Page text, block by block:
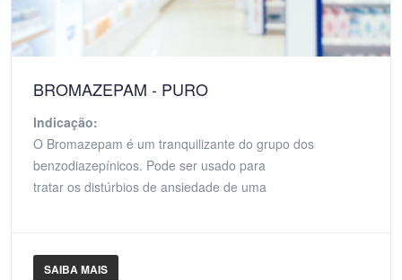
BROMAZEPAM - PURO
Indicação:
O Bromazepam é um tranquilizante do grupo dos
benzodiazepínicos. Pode ser usado para
tratar os distúrbios de ansiedade de uma
SAIBA MAIS